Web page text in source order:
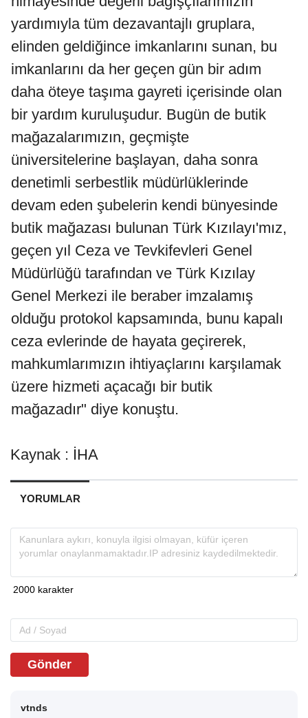
yardımıyla tüm dezavantajlı gruplara,
elinden geldiğince imkanlarını sunan, bu
imkanlarını da her geçen gün bir adım
daha öteye taşıma gayreti içerisinde olan
bir yardım kuruluşudur. Bugün de butik
mağazalarımızın, geçmişte
üniversitelerine başlayan, daha sonra
denetimli serbestlik müdürlüklerinde
devam eden şubelerin kendi bünyesinde
butik mağazası bulunan Türk Kızılayı'mız,
geçen yıl Ceza ve Tevkifevleri Genel
Müdürlüğü tarafından ve Türk Kızılay
Genel Merkezi ile beraber imzalamış
olduğu protokol kapsamında, bunu kapalı
ceza evlerinde de hayata geçirerek,
mahkumlarımızın ihtiyaçlarını karşılamak
üzere hizmeti açacağı bir butik
mağazadır" diye konuştu.
Kaynak : İHA
YORUMLAR
Gönder
vtnds